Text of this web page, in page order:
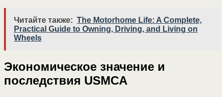
Читайте также: The Motorhome Life: A Complete,
Practical Guide to Owning, Driving, and Living on
Wheels
Экономическое значение и
последствия USMCA